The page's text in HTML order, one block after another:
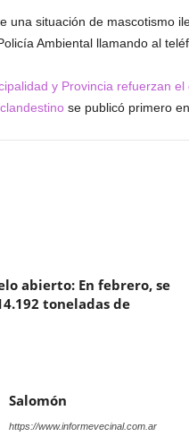
una situación de mascotismo
Ambiental llamando al
y Provincia refuerzan
se publicó primero en
abierto: En febrero, se
toneladas de
Salomón
https://www.informevecinal.com.ar